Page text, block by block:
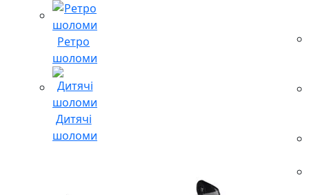
Ретро
шоломи
Дитячі
шоломи